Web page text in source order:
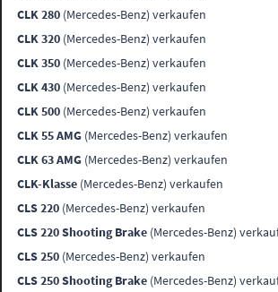
CLK 280 (Mercedes-Benz) verkaufen
CLK 320 (Mercedes-Benz) verkaufen
CLK 350 (Mercedes-Benz) verkaufen
CLK 430 (Mercedes-Benz) verkaufen
CLK 500 (Mercedes-Benz) verkaufen
CLK 55 AMG (Mercedes-Benz) verkaufen
CLK 63 AMG (Mercedes-Benz) verkaufen
CLK-Klasse (Mercedes-Benz) verkaufen
CLS 220 (Mercedes-Benz) verkaufen
CLS 220 Shooting Brake (Mercedes-Benz)
CLS 250 (Mercedes-Benz) verkaufen
CLS 250 Shooting Brake (Mercedes-Benz)